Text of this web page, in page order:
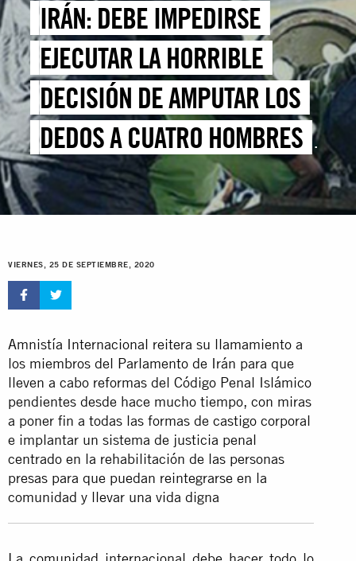
IRÁN: DEBE IMPEDIRSE
EJECUTAR LA HORRIBLE
DECISIÓN DE AMPUTAR LOS
DEDOS A CUATRO HOMBRES
CONDENADOS POR ROBO
VIERNES, 25 DE SEPTIEMBRE, 2020
Amnistía Internacional reitera su llamamiento a
los miembros del Parlamento de Irán para que
lleven a cabo reformas del Código Penal Islámico
pendientes desde hace mucho tiempo, con miras
a poner fin a todas las formas de castigo corporal
e implantar un sistema de justicia penal
centrado en la rehabilitación de las personas
presas para que puedan reintegrarse en la
comunidad y llevar una vida digna